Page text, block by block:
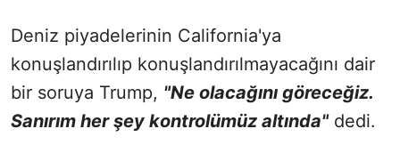
Deniz piyadelerinin California'ya
konuşlandırılıp konuşlandırılmayacağını dair
bir soruya Trump, "Ne olacağını göreceğiz.
Sanırım her şey kontrolümüz altında"dedi.